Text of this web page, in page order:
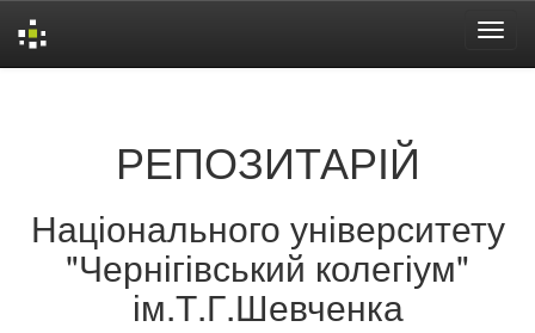
РЕПОЗИТАРІЙ
Національного університету
"Чернігівський колегіум"
ім.Т.Г.Шевченка